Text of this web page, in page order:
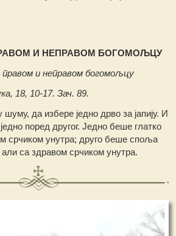
И НЕПРАВОМ БОГОМОЉЦУ
и неправом богомољцу
18, 10-17. Зач. 89.
шуму, да избере једно дрво за јапију. И
поред другог. Једно беше глатко
срчиком унутра; друго беше споља
са здравом срчиком унутра.